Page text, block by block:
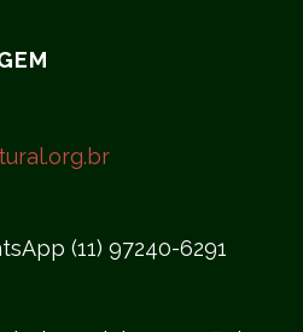
(11) 97240-6291